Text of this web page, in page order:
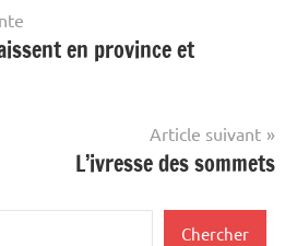
en province et
Article suivant
L’ivresse des sommets
Chercher